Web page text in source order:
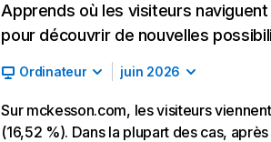
Apprends où les visiteurs
pour découvrir de nouvelles
Ordinateur juin 2026
Sur mckesson.com, les visiteurs
(16,52 %). Dans la plupart des cas,